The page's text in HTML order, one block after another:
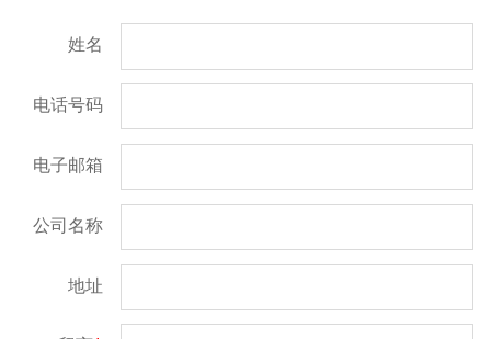
姓名
电话号码
电子邮箱
公司名称
地址